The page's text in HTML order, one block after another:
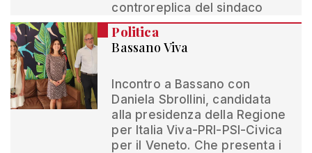
controreplica del sindaco
Politica
Bassano Viva
Incontro a Bassano con
Daniela Sbrollini, candidata
alla presidenza della Regione
per Italia Viva-PRI-PSI-Civica
per il Veneto. Che presenta i